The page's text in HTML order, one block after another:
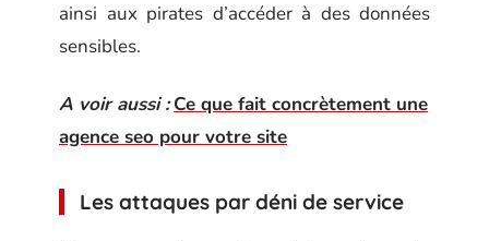
ainsi aux pirates d’accéder à des données
sensibles.
A voir aussi : Ce que fait concrètement une
agence seo pour votre site
Les attaques par déni de service